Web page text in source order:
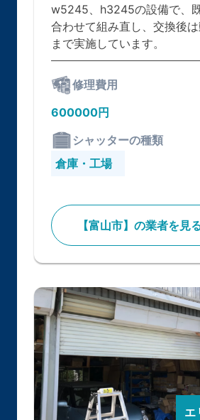
w5245、h3245の設備で、
合わせて組み直し、交換後
まで実施しています。
修理費用
600000円
シャッターの種類
倉庫・工場
【富山市】の業者を見
エ